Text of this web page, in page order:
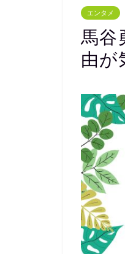
エンタメ
馬谷
由が